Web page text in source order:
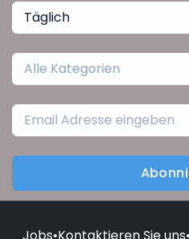
Täglich
Alle Kategorien
Jobs•Kontaktieren Sie uns•